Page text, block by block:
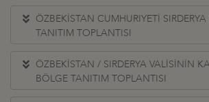
ÖZBEKİSTAN CUMHURIYETİ
TANITIM TOPLANTISI
ÖZBEKİSTAN / SIRDERYA VALİSİNİN
BÖLGE TANITIM TOPLANTISI